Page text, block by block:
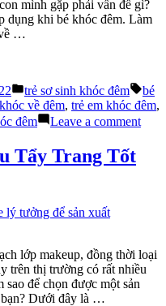
mình gặp phải vấn đề gì?
dụng khi bé khóc đêm. Làm
…
Posted
in
trẻ sơ sinh khóc đêm
bé
về đêm, trẻ em khóc đêm,
đêm Leave a commenton
làm
gì?
Tẩy Trang Tốt
lớp makeup, đồng thời loại
trên thị trường có rất nhiều
để chọn được một sản
bạn? Dưới đây là …